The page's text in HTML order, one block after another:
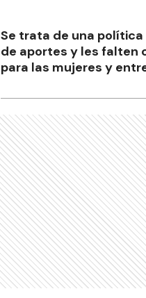
Se trata de una
de aportes y les falten
para las mujeres y